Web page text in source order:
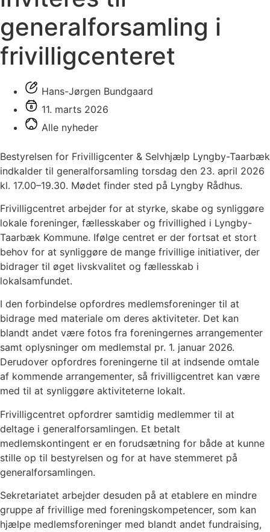
generalforsamling i
frivilligcenteret
Hans-Jørgen Bundgaard
11. marts 2026
Alle nyheder
Bestyrelsen for Frivilligcenter & Selvhjælp Lyngby-Taarbæk
indkalder til generalforsamling torsdag den 23. april 2026
kl. 17.00–19.30. Mødet finder sted på Lyngby Rådhus.
Frivilligcentret arbejder for at styrke, skabe og synliggøre
lokale foreninger, fællesskaber og frivillighed i Lyngby-
Taarbæk Kommune. Ifølge centret er der fortsat et stort
behov for at synliggøre de mange frivillige initiativer, der
bidrager til øget livskvalitet og fællesskab i
lokalsamfundet.
I den forbindelse opfordres medlemsforeninger til at
bidrage med materiale om deres aktiviteter. Det kan
blandt andet være fotos fra foreningernes arrangementer
samt oplysninger om medlemstal pr. 1. januar 2026.
Derudover opfordres foreningerne til at indsende omtale
af kommende arrangementer, så frivilligcentret kan være
med til at synliggøre aktiviteterne lokalt.
Frivilligcentret opfordrer samtidig medlemmer til at
deltage i generalforsamlingen. Et betalt
medlemskontingent er en forudsætning for både at kunne
stille op til bestyrelsen og for at have stemmeret på
generalforsamlingen.
Sekretariatet arbejder desuden på at etablere en mindre
gruppe af frivillige med foreningskompetencer, som kan
hjælpe medlemsforeninger med blandt andet fundraising,